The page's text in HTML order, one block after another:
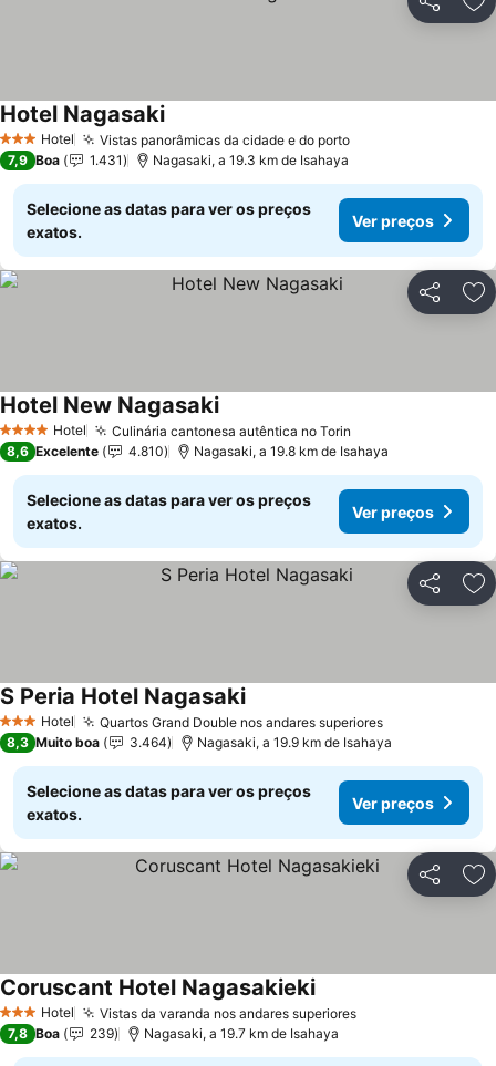
Partilhar
3 EstrelasHotel Vistas panorâmicas da cidade e do portoVer preços
Hotel NagasakiVer preços
7,9 Boa 1.431 Nagasaki, a 19.3 km de Isahaya
Selecione as datas para ver os preços
exatos.
Ver preços
Partilhar
4 EstrelasHotel Culinária cantonesa autêntica no Torin
Hotel New NagasakiVer preços
8,6 Excelente 4.810 Nagasaki, a 19.8 km de Isahaya
Selecione as datas para ver os preços
exatos.
Ver preços
Partilhar
3 EstrelasHotel Quartos Grand Double nos andares superioresVer preços
S Peria Hotel NagasakiVer preços
8,3 Muito boa 3.464 Nagasaki, a 19.9 km de Isahaya
Selecione as datas para ver os preços
exatos.
Ver preços
Partilhar
3 EstrelasHotel Vistas da varanda nos andares superioresVer preços
Coruscant Hotel NagasakiekiVer preços
7,8 Boa 239 Nagasaki, a 19.7 km de Isahaya